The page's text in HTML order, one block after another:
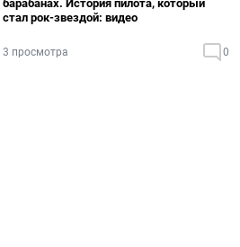
барабанах. История пилота, который
стал рок-звездой: видео
3 просмотра 0